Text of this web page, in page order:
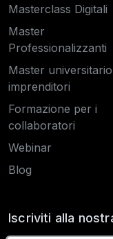
Masterclass Digitali
Master
Professionalizzanti
Master
imprenditori
Formazione per i
collaboratori
Webinar
Blog
Iscriviti alla